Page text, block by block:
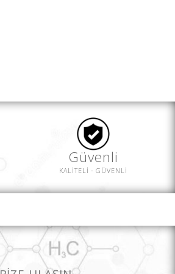
Güvenli
KALİTELİ - GÜVENLİ